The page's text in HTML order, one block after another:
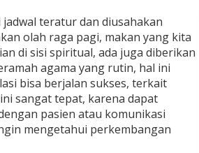
teratur dan diusahakan
olah raga pagi, makan yang kita
di sisi spiritual, ada juga diberikan
agama yang rutin, hal ini
bisa berjalan sukses, terkait
sangat tepat, karena dapat
pasien atau komunikasi
mengetahui perkembangan